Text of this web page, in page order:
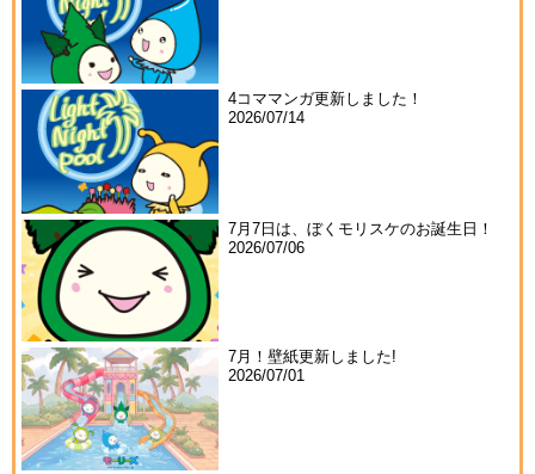
4コママンガ更新しました！
2026/07/14
7月7日は、ぼくモリスケのお誕生日！
2026/07/06
7月！壁紙更新しました!
2026/07/01